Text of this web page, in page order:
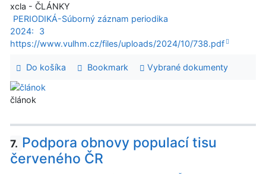
xcla - ČLÁNKY
PERIODIKÁ-Súborný záznam periodika
2024:
3
https://www.vulhm.cz/files/uploads/2024/10/738.pdf
Do košíka Bookmark Vybrané dokumenty
článok
7. Podpora obnovy populací tisu
červeného ČR